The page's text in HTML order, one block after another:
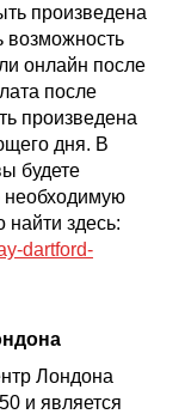
произведена
возможность
онлайн после
после
произведена
дня. В
будете
здесь:
dartford-
Лондона
и является